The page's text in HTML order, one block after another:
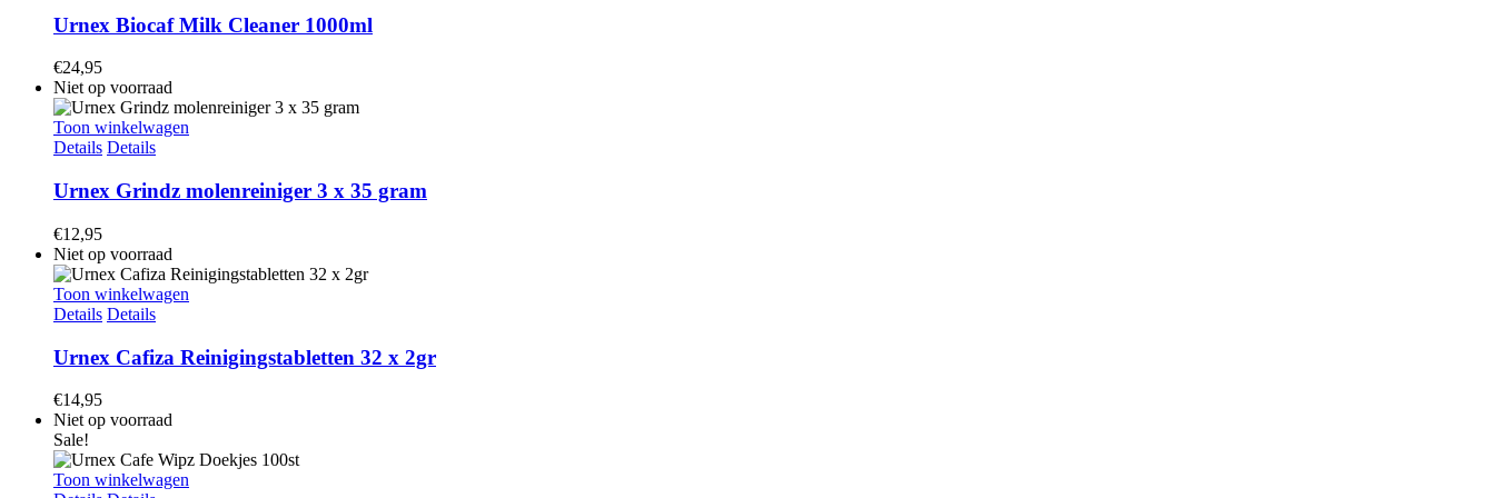
Urnex Biocaf Milk Cleaner 1000ml
€24,95
Niet op voorraad
Toon winkelwagen
Details Details
Urnex Grindz molenreiniger 3 x 35 gram
€12,95
Niet op voorraad
Toon winkelwagen
Details Details
Urnex Cafiza Reinigingstabletten 32 x 2gr
€14,95
Niet op voorraad
Sale!
Toon winkelwagen